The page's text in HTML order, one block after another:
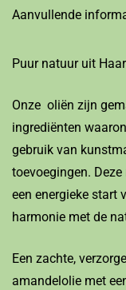
Aanvullende
Puur natuur uit
Onze oliën zijn
ingrediënten
gebruik van
toevoegingen.
een energieke start
harmonie met de
Een zachte,
amandelolie met